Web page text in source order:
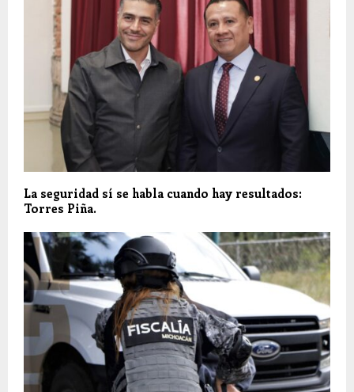
La seguridad sí se habla cuando hay resultados:
Torres Piña.